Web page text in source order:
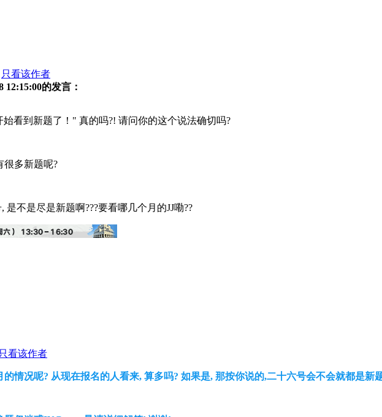
只看该作者
12:15:00的发言：
看到新题了！" 真的吗?! 请问你的这个说法确切吗?
很多新题呢?
是不是尽是新题啊???要看哪几个月的JJ嘞??
只看该作者
情况呢? 从现在报名的人看来, 算多吗? 如果是, 那按你说的,二十六号会不会就都是新